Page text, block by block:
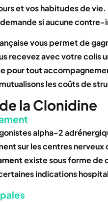
et vos habitudes de
si aucune
vous permet de
recevez avec votre colis
pour tout
les coûts de
la Clonidine
alpha-2
sur les centres nerveux
existe sous forme de
indications